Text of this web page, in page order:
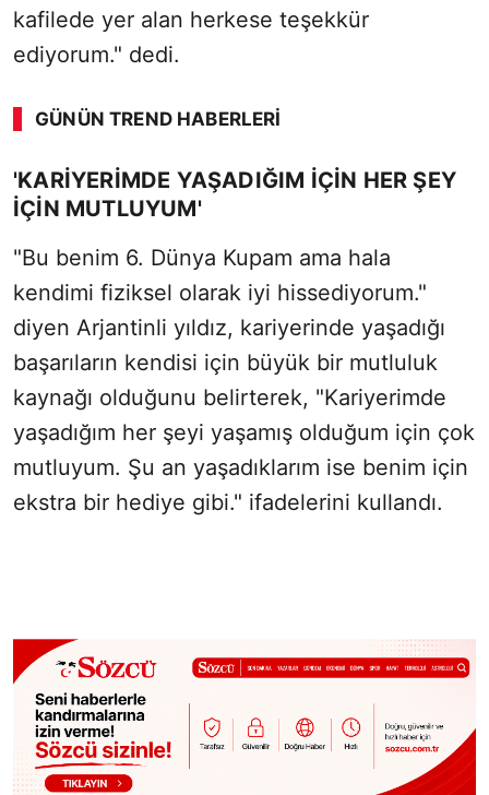
kafilede yer alan herkese teşekkür
ediyorum." dedi.
GÜNÜN TREND HABERLERI
'KARİYERİMDE YAŞADIĞIM İÇİN HER ŞEY
İÇİN MUTLUYUM'
"Bu benim 6. Dünya Kupam ama hala
kendimi fiziksel olarak iyi hissediyorum."
diyen Arjantinli yıldız, kariyerinde yaşadığı
başarıların kendisi için büyük bir mutluluk
kaynağı olduğunu belirterek, "Kariyerimde
yaşadığım her şeyi yaşamış olduğum için çok
mutluyum. Şu an yaşadıklarım ise benim için
ekstra bir hediye gibi." ifadelerini kullandı.